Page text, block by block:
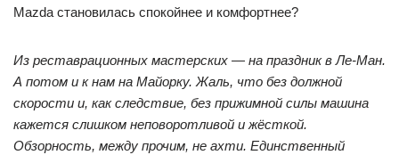
Mazda становилась спокойнее и комфортнее?
Из реставрационных мастерских — на праздник в Ле-Ман.
А потом и к нам на Майорку. Жаль, что без должной
скорости и, как следствие, без прижимной силы машина
кажется слишком неповоротливой и жёсткой.
Обзорность, между прочим, не ахти. Единственный